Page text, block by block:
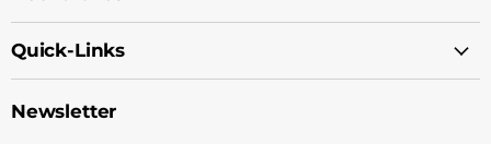
Quick-Links
Newsletter